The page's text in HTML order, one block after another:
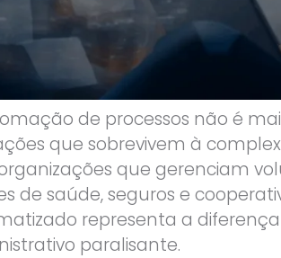
de processos não é
que sobrevivem à
que gerenciam
de saúde, seguros e
representa a
paralisante.